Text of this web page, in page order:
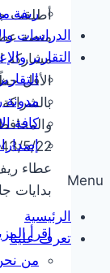
ريفة
الدراسات
التقارير
كافة
Menu
الرئيسية
تعرف علينا
من
أطلقت
منصة
مشاركة
الأقل
بدايات
إقرأ